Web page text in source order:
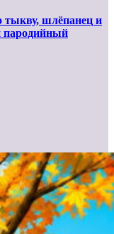
тыкву, шлёпанец и
пародийный